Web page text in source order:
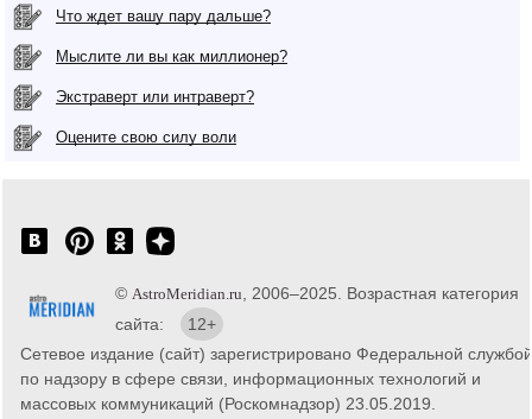
Что ждет вашу пару дальше?
Мыслите ли вы как миллионер?
Экстраверт или интраверт?
Оцените свою силу воли
© AstroMeridian.ru , 2006–2025. Возрастная категория
сайта:
12+
Сетевое издание (сайт) зарегистрировано Федеральной службой
по надзору в сфере связи, информационных технологий и
массовых коммуникаций (Роскомнадзор) 23.05.2019.